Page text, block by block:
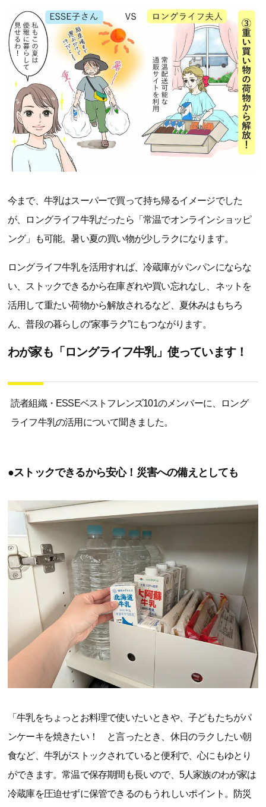
今まで、牛乳はスーパーで買って持ち帰るイメージでした
が、ロングライフ牛乳だったら「常温でオンラインショッピ
ング」も可能。暑い夏の買い物が少しラクになります。
ロングライフ牛乳を活用すれば、冷蔵庫がパンパンにならな
い、ストックできるから在庫ぎれや買い忘れなし、ネットを
活用して重たい荷物から解放されるなど、夏休みはもちろ
ん、普段の暮らしの“家事ラク”にもつながります。
わが家も「ロングライフ牛乳」使っています！
読者組織・ESSEベストフレンズ101のメンバーに、ロング
ライフ牛乳の活用について聞きました。
●ストックできるから安心！災害への備えとしても
「牛乳をちょっとお料理で使いたいときや、子どもたちがパ
ンケーキを焼きたい！ と言ったとき、休日のラクしたい朝
食など、牛乳がストックされていると便利で、心にもゆとり
ができます。常温で保存期間も長いので、5人家族のわが家は
冷蔵庫を圧迫せずに保管できるのもうれしいポイント。防災